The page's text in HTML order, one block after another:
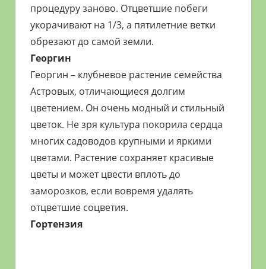
процедуру заново. Отцветшие побеги
укорачивают на 1/3, а пятилетние ветки
обрезают до самой земли.
Георгин
Георгин – клубневое растение семейства
Астровых, отличающиеся долгим
цветением. Он очень модный и стильный
цветок. Не зря культура покорила сердца
многих садоводов крупными и яркими
цветами. Растение сохраняет красивые
цветы и может цвести вплоть до
заморозков, если вовремя удалять
отцветшие соцветия.
Гортензия